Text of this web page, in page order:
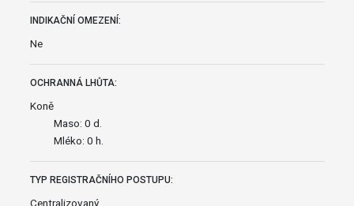
INDIKAČNÍ OMEZENÍ:
Ne
OCHRANNÁ LHŮTA:
Koně
Maso: 0 d.
Mléko: 0 h.
TYP REGISTRAČNÍHO POSTUPU:
Centralizovaný